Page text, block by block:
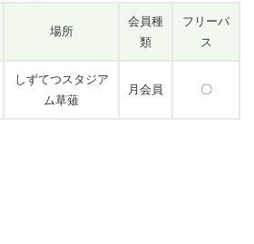
場所
会員種
類
フリーパ
ス
しずてつスタジア
ム草薙
月会員 〇